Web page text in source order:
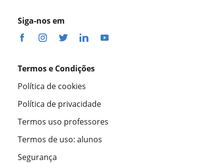
Siga-nos em
Termos e Condições
Política de cookies
Política de privacidade
Termos uso professores
Termos de uso: alunos
Segurança